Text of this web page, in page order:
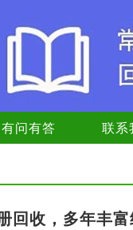
有问有答 联系
回收，多年丰